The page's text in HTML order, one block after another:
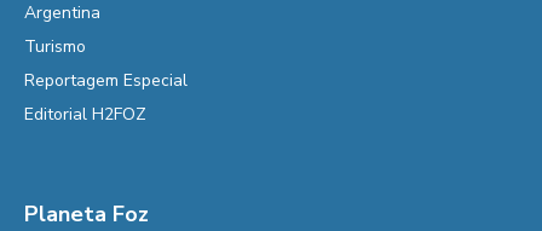
Argentina
Turismo
Reportagem Especial
Editorial H2FOZ
Planeta Foz